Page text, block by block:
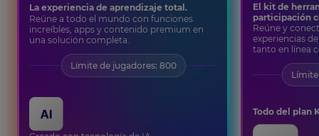
La experiencia de aprendizaje total.
Reúne a todo el mundo con funciones
increíbles, apps y contenido premium en
una solución completa.
Límite de jugadores: 800
El kit de
participación
Reúne y
experiencias
tanto en línea
Todo del plan